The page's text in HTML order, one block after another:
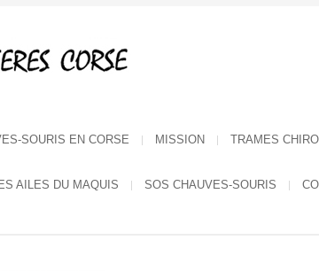
SOURIS EN CORSE MISSION TRAMES
AILES DU MAQUIS SOS CHAUVES-SOURIS